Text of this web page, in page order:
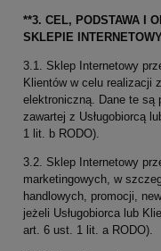
**3. CEL, PODSTAWA I
SKLEPIE
3.1. Sklep Internetowy
Klientów w celu realizacji
elektroniczną. Dane te są
zawartej z Usługobiorcą
1 lit. b RODO).
3.2. Sklep Internetowy
marketingowych, w
handlowych, promocji,
jeżeli Usługobiorca lub
art. 6 ust. 1 lit. a RODO).